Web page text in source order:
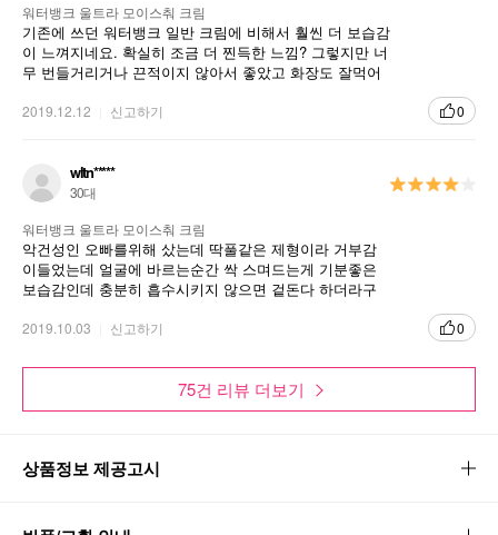
1 단단하고 되직한 버터밤 제형
2
14가지 피부장벽(보호)성분의 Second-
Barrier Complex
2 거칠어진 피부를 감싸안는 2 Way solution
피부를 포근히 감싸주는 고보습 크림
피부방어막이 장벽을 모사한 특허성분, Second
Barrier Complex가 피부에 흡수되어 수분을 지키
고 피부 장벽을 보호합니다.
워터뱅크 울트라 모이스춰 크림
기존에 쓰던 워터뱅크 일반 크림에 비해서 훨씬 더 보습감
이 느껴지네요. 확실히 조금 더 찐득한 느낌? 그렇지만 너
무 번들거리거나 끈적이지 않아서 좋았고 화장도 잘먹어
냄새도 강하지 않아서 호불호도 타지 않을 거라 생각합니
2019.12.12 신고하기 0
wltn*****
30대
워터뱅크 울트라 모이스춰 크림
악건성인 오빠를위해 샀는데 딱풀같은 제형이라 거부감
이들었는데 얼굴에 바르는순간 싹 스며드는게 기분좋은
보습감인데 충분히 흡수시키지 않으면 겉돈다 하더라구
2019.10.03 신고하기 0
75건 리뷰 더보기
상품정보 제공고시